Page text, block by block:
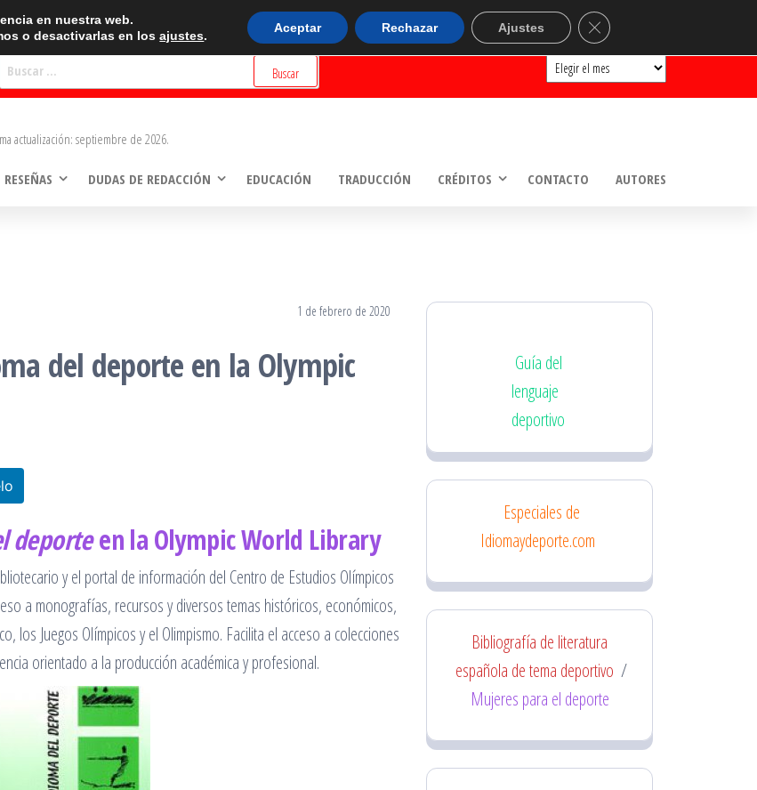
BUSCADOR ARCHIVOS
Archivos
actualización: septiembre de 2026.
RESEÑAS DUDAS DE REDACCIÓN EDUCACIÓN TRADUCCIÓN CRÉDITOS CONTACTO AUTORES
1 de febrero de 2020
del deporte en la Olympic
deporteen la Olympic World Library
y el portal de información del Centro de Estudios Olímpicos
a monografías, recursos y diversos temas históricos, económicos,
los Juegos Olímpicos y el Olimpismo. Facilita el acceso a colecciones
orientado a la producción académica y profesional.
Guía del
lenguaje
deportivo
Especiales de
Idiomaydeporte.com
Bibliografía de literatura
española de tema deportivo /
Mujeres para el deporte
en nuestra web.
o desactivarlas en losajustes.
Aceptar Rechazar Ajustes Cerrar el banner de cookies